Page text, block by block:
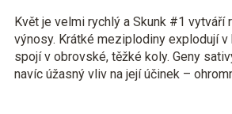
Květ je velmi rychlý a Skunk #1
výnosy. Krátké meziplodiny explodují
spojí v obrovské, těžké koly. Geny
navíc úžasný vliv na její účinek –